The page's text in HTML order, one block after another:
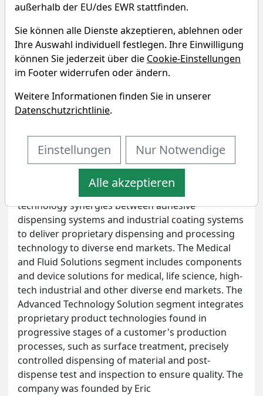
Was macht Nordson?
Unternehmensprofil
Nordson Corp. engages in the engineering,
manufacture and market of products and systems
biomaterials and other materials. It operates
through the following segments: Industrial
Precision Solutions, Medical and Fluid Solutions
and Advanced Technology Solution. The Industrial
Precision Solutions segment enhances the
technology synergies between adhesive
dispensing systems and industrial coating systems
to deliver proprietary dispensing and processing
technology to diverse end markets. The Medical
and Fluid Solutions segment includes components
and device solutions for medical, life science, high-
tech industrial and other diverse end markets. The
Advanced Technology Solution segment integrates
proprietary product technologies found in
progressive stages of a customer's production
processes, such as surface treatment, precisely
controlled dispensing of material and post-
dispense test and inspection to ensure quality. The
company was founded by Eric
außerhalb der EU/des EWR stattfinden.
Sie können alle Dienste akzeptieren, ablehnen oder
Ihre Auswahl individuell festlegen. Ihre Einwilligung
können Sie jederzeit über die Cookie-Einstellungen
im Footer widerrufen oder ändern.
Weitere Informationen finden Sie in unserer
Datenschutzrichtlinie.
Einstellungen Nur Notwendige
Alle akzeptieren